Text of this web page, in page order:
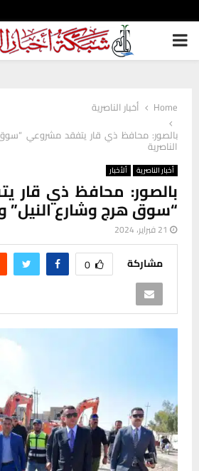
PRIMARY
Home
أخبار الناصرية
بالصور: محافظ ذي قار يتفقد مشروعي
الناصرية
أخبار الناصرية ألأخبار
بالصور: محافظ ذي قار
“سوق هرج وشارع النيل”
21 فبراير، 2024
مشاركة 0